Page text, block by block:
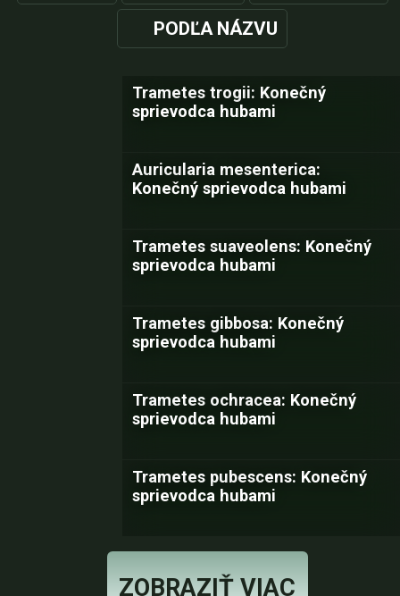
PODĽA NÁZVU
Trametes trogii: Konečný
sprievodca hubami
Auricularia mesenterica:
Konečný sprievodca hubami
Trametes suaveolens: Konečný
sprievodca hubami
Trametes gibbosa: Konečný
sprievodca hubami
Trametes ochracea: Konečný
sprievodca hubami
Trametes pubescens: Konečný
sprievodca hubami
ZOBRAZIŤ VIAC